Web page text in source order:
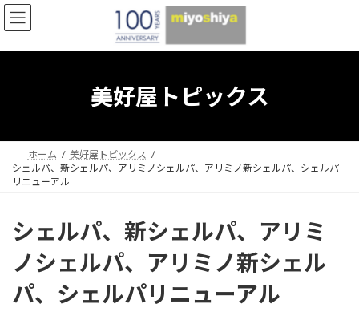
コ
ン
ン
ナ
ビ
ー
美好屋トピックス
ホーム
美好屋トピックス
シェルパ、新シェルパ、アリミノシェルパ、アリミノ新シェルパ、シェルパ
リニューアル
シェルパ、新シェルパ、アリミ
ノシェルパ、アリミノ新シェル
パ、シェルパリニューアル